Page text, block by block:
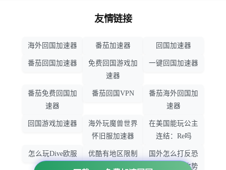
友情链接
海外回国加速器 番茄加速器 回国加速器
番茄回国加速器
免费回国游戏加
速器
一键回国加速器
番茄免费回国加
速器
番茄回国VPN
番茄海外回国加
速器
回国游戏加速器
海外玩魔兽世界
怀旧服加速器
在美国能玩公主
连结：Re吗
怎么玩Dive欧服
优酷有地区限制
吗
国外怎么打反恐
精英：全球攻势